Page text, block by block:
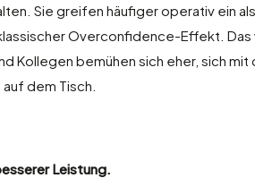
Sie greifen häufiger operativ ein
Overconfidence-Effekt.
Kollegen bemühen sich eher, sich
dem Tisch.
Leistung.